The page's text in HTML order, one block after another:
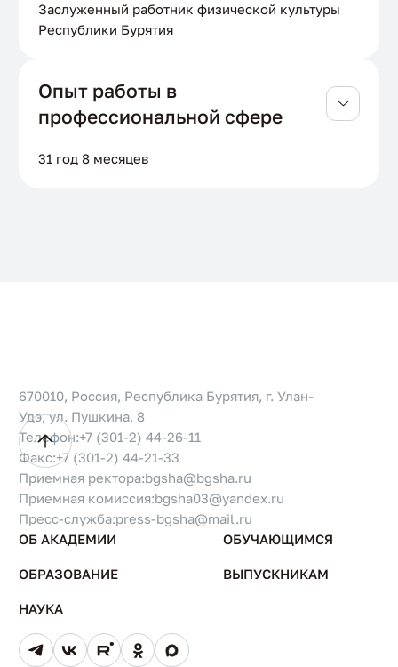
Заслуженный работник физической культуры
Республики Бурятия
Опыт работы в
профессиональной сфере
31 год 8 месяцев
670010, Россия, Республика Бурятия, г. Улан-
Удэ, ул. Пушкина, 8
Телефон:+7 (301-2) 44-26-11
Факс:+7 (301-2) 44-21-33
Приемная ректора:bgsha@bgsha.ru
Приемная комиссия:bgsha03@yandex.ru
Пресс-служба:press-bgsha@mail.ru
ОБ АКАДЕМИИ
ОБРАЗОВАНИЕ
НАУКА
ОБУЧАЮЩИМСЯ
ВЫПУСКНИКАМ